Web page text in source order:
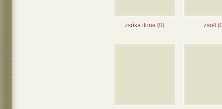
zsóka ilona (0) zsolt